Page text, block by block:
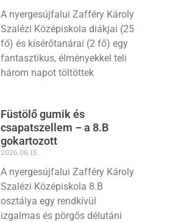
A nyergesújfalui Zafféry Károly
Szalézi Középiskola diákjai (25
fő) és kísérőtanárai (2 fő) egy
fantasztikus, élményekkel teli
három napot töltöttek
Füstölő gumik és
csapatszellem – a 8.B
gokartozott
2026.06.15.
A nyergesújfalui Zafféry Károly
Szalézi Középiskola 8.B
osztálya egy rendkívül
izgalmas és pörgős délutáni